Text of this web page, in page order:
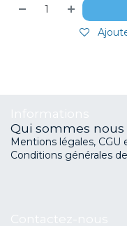
Qui sommes nous
Mentions légales, CGU
Conditions générales